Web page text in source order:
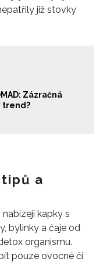
již stovky
Zázračná
trend?
a
kapky s
bylinky a čaje od
organismu.
pouze ovocné či